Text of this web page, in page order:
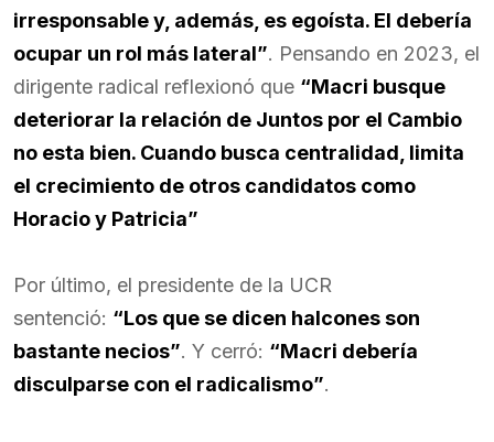
irresponsable y, además, es egoísta. El debería
ocupar un rol más lateral”. Pensando en 2023, el
dirigente radical reflexionó que “Macri busque
deteriorar la relación de Juntos por el Cambio
no esta bien. Cuando busca centralidad, limita
el crecimiento de otros candidatos como
Horacio y Patricia”
Por último, el presidente de la UCR
sentenció: “Los que se dicen halcones son
bastante necios”. Y cerró: “Macri debería
disculparse con el radicalismo”.